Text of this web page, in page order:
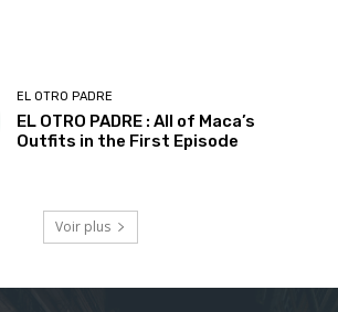
EL OTRO PADRE
EL OTRO PADRE : All of Maca’s
Outfits in the First Episode
Voir plus